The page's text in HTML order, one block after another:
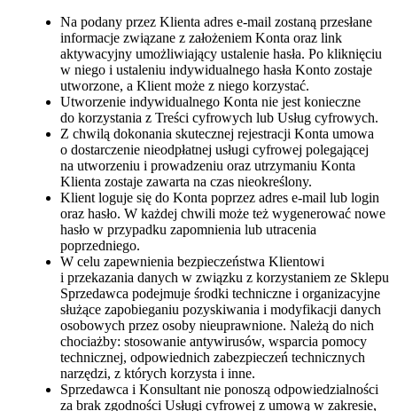
Na podany przez Klienta adres e-mail zostaną przesłane
informacje związane z założeniem Konta oraz link
aktywacyjny umożliwiający ustalenie hasła. Po kliknięciu
w niego i ustaleniu indywidualnego hasła Konto zostaje
utworzone, a Klient może z niego korzystać.
Utworzenie indywidualnego Konta nie jest konieczne
do korzystania z Treści cyfrowych lub Usług cyfrowych.
Z chwilą dokonania skutecznej rejestracji Konta umowa
o dostarczenie nieodpłatnej usługi cyfrowej polegającej
na utworzeniu i prowadzeniu oraz utrzymaniu Konta
Klienta zostaje zawarta na czas nieokreślony.
Klient loguje się do Konta poprzez adres e-mail lub login
oraz hasło. W każdej chwili może też wygenerować nowe
hasło w przypadku zapomnienia lub utracenia
poprzedniego.
W celu zapewnienia bezpieczeństwa Klientowi
i przekazania danych w związku z korzystaniem ze Sklepu
Sprzedawca podejmuje środki techniczne i organizacyjne
służące zapobieganiu pozyskiwania i modyfikacji danych
osobowych przez osoby nieuprawnione. Należą do nich
chociażby: stosowanie antywirusów, wsparcia pomocy
technicznej, odpowiednich zabezpieczeń technicznych
narzędzi, z których korzysta i inne.
Sprzedawca i Konsultant nie ponoszą odpowiedzialności
za brak zgodności Usługi cyfrowej z umową w zakresie,